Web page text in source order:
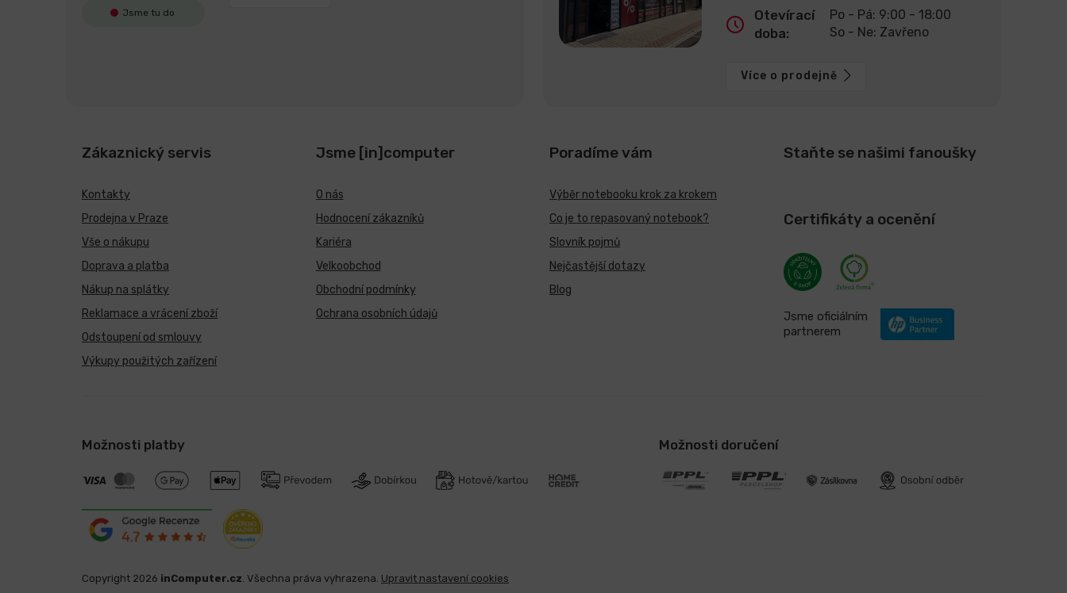
Jsme tu do
Otevírací
doba:
Po - Pá: 9:00 - 18:00
So - Ne: Zavřeno
Více o prodejně
Zákaznický servis
Kontakty
Prodejna v Praze
Vše o nákupu
Doprava a platba
Nákup na splátky
Reklamace a vrácení zboží
Odstoupení od smlouvy
Výkupy použitých zařízení
Jsme [in]computer
O nás
Hodnocení zákazníků
Kariéra
Velkoobchod
Obchodní podmínky
Ochrana osobních údajů
Poradíme vám
Výběr notebooku krok za krokem
Co je to repasovaný notebook?
Slovník pojmů
Nejčastější dotazy
Blog
Staňte se našimi fanoušky
Certifikáty a ocenění
Jsme oficiálním
partnerem
Možnosti platby Možnosti doručení
Copyright 2026 inComputer.cz . Všechna práva vyhrazena. Upravit nastavení cookies